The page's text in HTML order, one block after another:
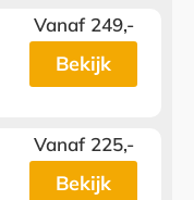
Vanaf 249,-
Bekijk
Vanaf 225,-
Bekijk